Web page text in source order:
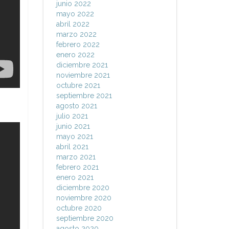
junio 2022
mayo 2022
abril 2022
marzo 2022
febrero 2022
enero 2022
diciembre 2021
noviembre 2021
octubre 2021
septiembre 2021
agosto 2021
julio 2021
junio 2021
mayo 2021
abril 2021
marzo 2021
febrero 2021
enero 2021
diciembre 2020
noviembre 2020
octubre 2020
septiembre 2020